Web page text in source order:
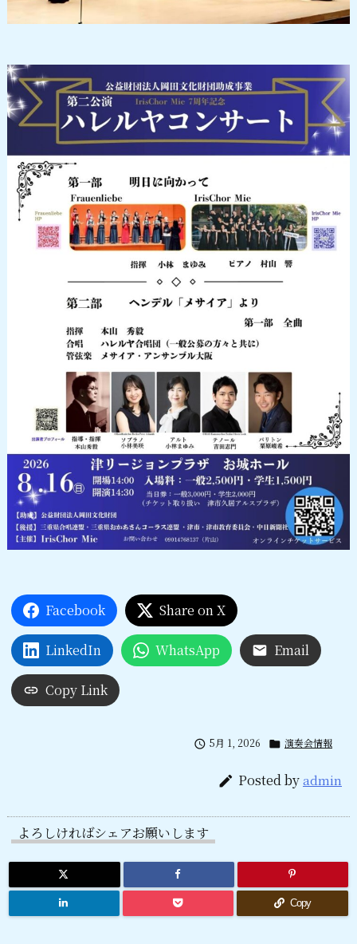
Facebook Share on X
LinkedIn WhatsApp Email
Copy Link
 5月 1, 2026  演奏会情報
 Posted byadmin
よろしければシェアお願いします
Copy